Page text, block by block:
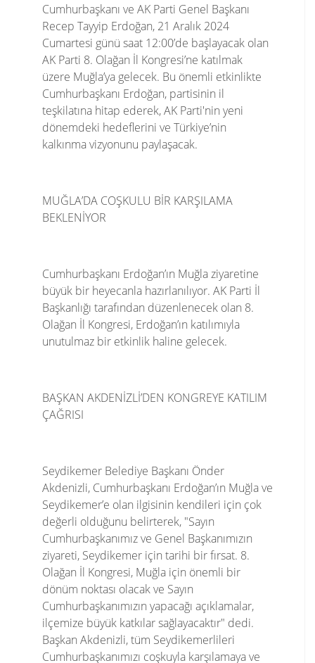
Cumhurbaşkanı ve AK Parti Genel Başkanı
Recep Tayyip Erdoğan, 21 Aralık 2024
Cumartesi günü saat 12:00’de başlayacak olan
AK Parti 8. Olağan İl Kongresi’ne katılmak
üzere Muğla’ya gelecek. Bu önemli etkinlikte
Cumhurbaşkanı Erdoğan, partisinin il
teşkilatına hitap ederek, AK Parti'nin yeni
dönemdeki hedeflerini ve Türkiye’nin
kalkınma vizyonunu paylaşacak.
MUĞLA’DA COŞKULU BİR KARŞILAMA
BEKLENİYOR
Cumhurbaşkanı Erdoğan’ın Muğla ziyaretine
büyük bir heyecanla hazırlanılıyor. AK Parti İl
Başkanlığı tarafından düzenlenecek olan 8.
Olağan İl Kongresi, Erdoğan’ın katılımıyla
unutulmaz bir etkinlik haline gelecek.
BAŞKAN AKDENİZLİ’DEN KONGREYE KATILIM
ÇAĞRISI
Seydikemer Belediye Başkanı Önder
Akdenizli, Cumhurbaşkanı Erdoğan’ın Muğla ve
Seydikemer’e olan ilgisinin kendileri için çok
değerli olduğunu belirterek, "Sayın
Cumhurbaşkanımız ve Genel Başkanımızın
ziyareti, Seydikemer için tarihi bir fırsat. 8.
Olağan İl Kongresi, Muğla için önemli bir
dönüm noktası olacak ve Sayın
Cumhurbaşkanımızın yapacağı açıklamalar,
ilçemize büyük katkılar sağlayacaktır" dedi.
Başkan Akdenizli, tüm Seydikemerlileri
Cumhurbaşkanımızı coşkuyla karşılamaya ve